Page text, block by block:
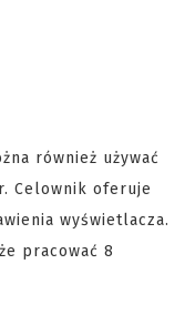
również używać
Celownik oferuje
wyświetlacza.
pracować 8